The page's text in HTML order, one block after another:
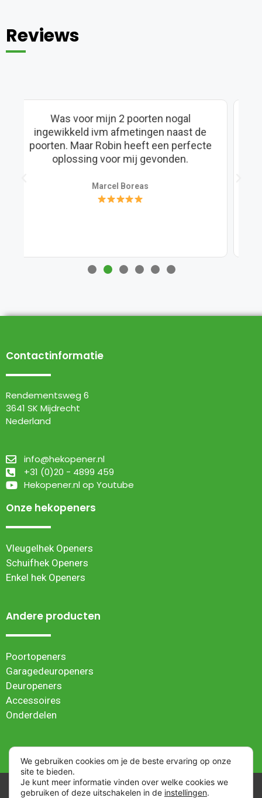
Reviews
Na blikseminslag moest ik een nieuwe,
kreeg goed advies, een nieuwer type.
Was voor mij iets lastig in te stellen,
maar met de telefoon aan het oor kreeg
Robin
Contactinformatie
Rendementsweg 6
3641 SK Mijdrecht
Nederland
info@hekopener.nl
+31 (0)20 - 4899 459
Hekopener.nl op Youtube
Onze hekopeners
Vleugelhek Openers
Schuifhek Openers
Enkel hek Openers
Andere producten
Poortopeners
Garagedeuropeners
Deuropeners
Accessoires
Onderdelen
Algemene verkoopvoorwaarden| Webwinkel ontwikkeld
We gebruiken cookies om je de beste ervaring op onze
site te bieden.
Je kunt meer informatie vinden over welke cookies we
gebruiken of deze uitschakelen in de instellingen.